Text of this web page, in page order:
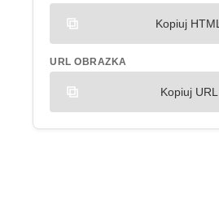
Kopiuj HTML
URL OBRAZKA
Kopiuj URL